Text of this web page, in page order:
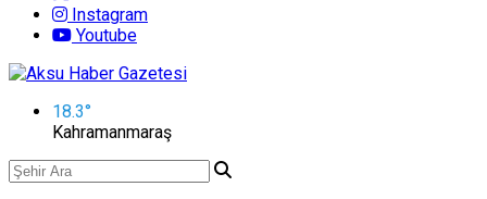
Instagram
Youtube
18.3°
Kahramanmaraş